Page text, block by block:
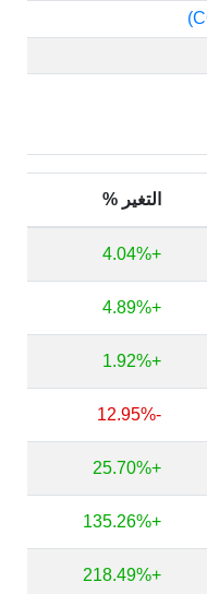
التغير %
+4.04%
+4.89%
+1.92%
-12.95%
+25.70%
+135.26%
+218.49%